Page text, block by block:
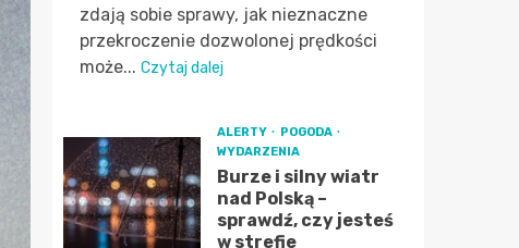
zdają sobie sprawy, jak nieznaczne
przekroczenie dozwolonej prędkości
może... Czytaj dalej
ALERTY
POGODA
WYDARZENIA
Burze i silny wiatr
nad Polską –
sprawdź, czy jesteś
w strefie